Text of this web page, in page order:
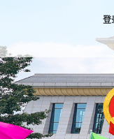
登